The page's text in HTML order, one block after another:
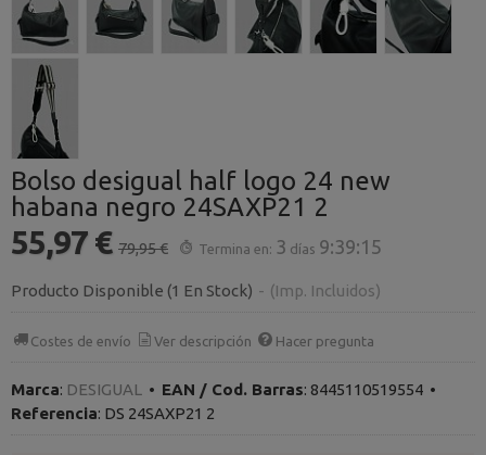
Bolso desigual half logo 24 new
habana negro 24SAXP21 2
55,97 € 79,95 € Termina en: 3 días 9:39:15
Producto Disponible (1 En Stock) - (Imp. Incluidos)
Costes de envío Ver descripción Hacer pregunta
Marca: DESIGUAL • EAN / Cod. Barras: 8445110519554 •
Referencia: DS 24SAXP21 2